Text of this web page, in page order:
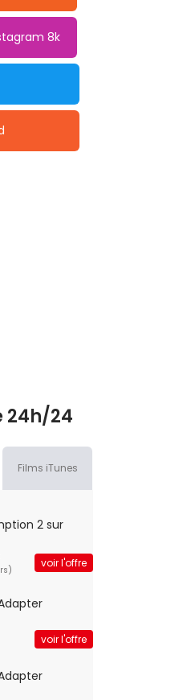
8k
24h/24
Films iTunes
2 sur
voir l'offre
voir l'offre